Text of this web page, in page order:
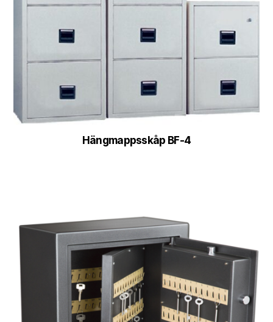
Hängmappsskåp BF-4